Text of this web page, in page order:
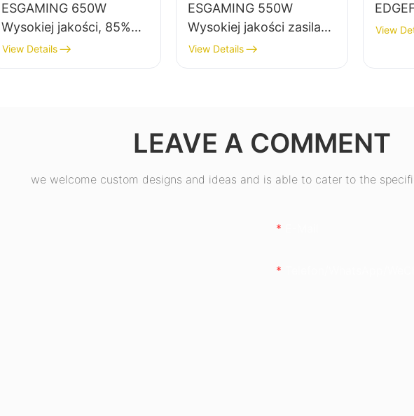
ESGAMING 650W
Wysokiej jakości, 85%
sprawności,
pełnomodułowy zasilacz
View Details
ESGAMING 550W
Wysokiej jakości zasilacz
do komputerów
stacjonarnych o
View Details
View
LEAVE A COMMENT
we welcome custom designs and ideas and is able to cater to the